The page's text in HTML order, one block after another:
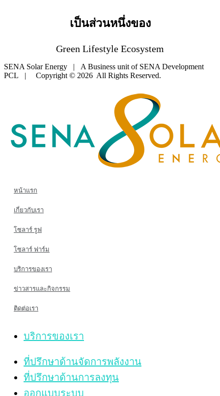
เป็นส่วนหนึ่งของ
Green Lifestyle Ecosystem
SENA Solar Energy | A Business unit of SENA Development
PCL | Copyright © 2026 All Rights Reserved.
หน้าแรก
เกี่ยวกับเรา
โซลาร์ รูฟ
โซลาร์ ฟาร์ม
บริการของเรา
ข่าวสารและกิจกรรม
ติดต่อเรา
บริการของเรา
ที่ปรึกษาด้านจัดการพลังงาน
ที่ปรึกษาด้านการลงทุน
ออกแบบระบบ